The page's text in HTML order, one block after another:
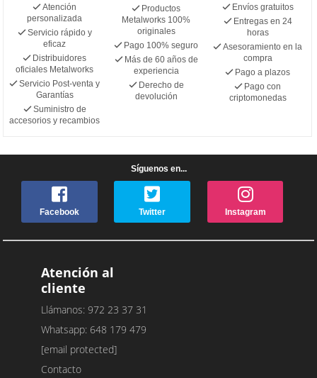
Atención
personalizada
Servicio rápido y
eficaz
Distribuidores
oficiales Metalworks
Servicio Post-venta y
Garantías
Suministro de
accesorios y recambios
Productos
Metalworks 100%
originales
Pago 100% seguro
Más de 60 años de
experiencia
Derecho de
devolución
Envíos gratuitos
Entregas en 24
horas
Asesoramiento en la
compra
Pago a plazos
Pago con
criptomonedas
Síguenos en...
Facebook Twitter Instagram
Atención al
cliente
Llámanos: 972 23 37 31
Whatsapp: 648 179 479
[email protected]
Contacto